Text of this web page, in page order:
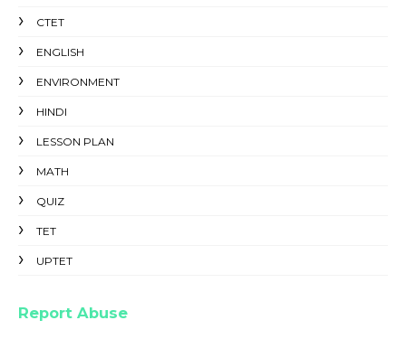
CTET
ENGLISH
ENVIRONMENT
HINDI
LESSON PLAN
MATH
QUIZ
TET
UPTET
Report Abuse